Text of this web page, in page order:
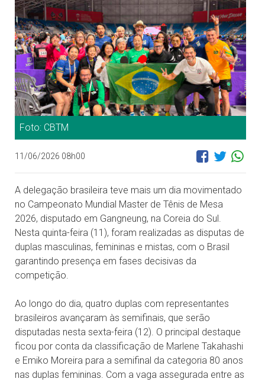
Foto: CBTM
11/06/2026 08h00
A delegação brasileira teve mais um dia movimentado
no Campeonato Mundial Master de Tênis de Mesa
2026, disputado em Gangneung, na Coreia do Sul.
Nesta quinta-feira (11), foram realizadas as disputas de
duplas masculinas, femininas e mistas, com o Brasil
garantindo presença em fases decisivas da
competição.
Ao longo do dia, quatro duplas com representantes
brasileiros avançaram às semifinais, que serão
disputadas nesta sexta-feira (12). O principal destaque
ficou por conta da classificação de Marlene Takahashi
e Emiko Moreira para a semifinal da categoria 80 anos
nas duplas femininas. Com a vaga assegurada entre as